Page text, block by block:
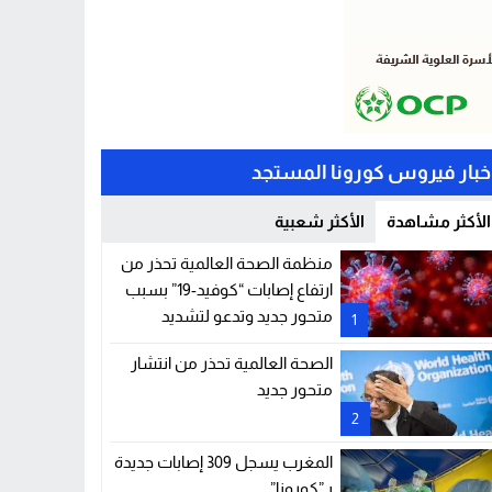
فيروس كورونا المستجد
الأكثر مشاهدة الأكثر شعبية
1
منظمة الصحة العالمية تحذر من
ارتفاع إصابات “كوفيد-19” بسبب
متحور جديد وتدعو لتشديد
2
الصحة العالمية تحذر من انتشار
متحور جديد
المغرب يسجل 309 إصابات جديدة
بـ”كورونا”